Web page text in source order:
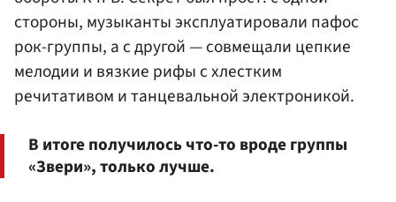
стороны, музыканты эксплуатировали пафос
рок-группы, а с другой — совмещали цепкие
мелодии и вязкие рифы с хлестким
речитативом и танцевальной электроникой.
В итоге получилось что-то вроде группы
«Звери», только лучше.